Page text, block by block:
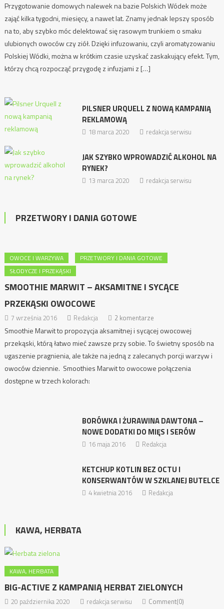
Przygotowanie domowych nalewek na bazie Polskich Wódek może
zająć kilka tygodni, miesięcy, a nawet lat. Znamy jednak lepszy sposób
na to, aby szybko móc delektować się rasowym trunkiem o smaku
ulubionych owoców czy ziół. Dzięki infuzowaniu, czyli aromatyzowaniu
Polskiej Wódki, można w krótkim czasie uzyskać zaskakujący efekt. Tym,
którzy chcą rozpocząć przygodę z infuzjami z […]
PILSNER URQUELL Z NOWĄ KAMPANIĄ
REKLAMOWĄ
18 marca 2020 redakcja serwisu
JAK SZYBKO WPROWADZIĆ ALKOHOL NA
RYNEK?
13 marca 2020 redakcja serwisu
PRZETWORY I DANIA GOTOWE
OWOCE I WARZYWA
PRZETWORY I DANIA GOTOWE
SŁODYCZE I PRZEKĄSKI
SMOOTHIE MARWIT – AKSAMITNE I SYCĄCE
PRZEKĄSKI OWOCOWE
7 września 2016 Redakcja 2 komentarze
Smoothie Marwit to propozycja aksamitnej i sycącej owocowej
przekąski, którą łatwo mieć zawsze przy sobie. To świetny sposób na
ugaszenie pragnienia, ale także na jedną z zalecanych porcji warzyw i
owoców dziennie. Smoothies Marwit to owocowe połączenia
dostępne w trzech kolorach:
BORÓWKA I ŻURAWINA DAWTONA –
NOWE DODATKI DO MIĘS I SERÓW
16 maja 2016 Redakcja
KETCHUP KOTLIN BEZ OCTU I
KONSERWANTÓW W SZKLANEJ BUTELCE
4 kwietnia 2016 Redakcja
KAWA, HERBATA
KAWA, HERBATA
BIG-ACTIVE Z KAMPANIĄ HERBAT ZIELONYCH
20 października 2020 redakcja serwisu Comment(0)